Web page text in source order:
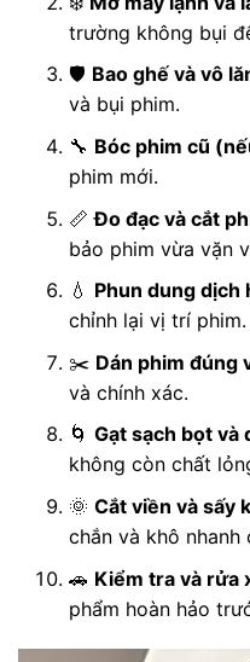
trường không bụi
🛡️ Bao ghế và vô
và bụi phim.
🔧 Bóc phim cũ
phim mới.
📏Đo đạc và cắt
bảo phim vừa vặn
💧 Phun dung dịch
chỉnh lại vị trí phim.
✂️ Dán phim đúng
và chính xác.
🌀 Gạt sạch bọt và
không còn chất
🌞 Cắt viền và sấy
chắn và khô nhanh
🚗 Kiểm tra và rửa
phẩm hoàn hảo